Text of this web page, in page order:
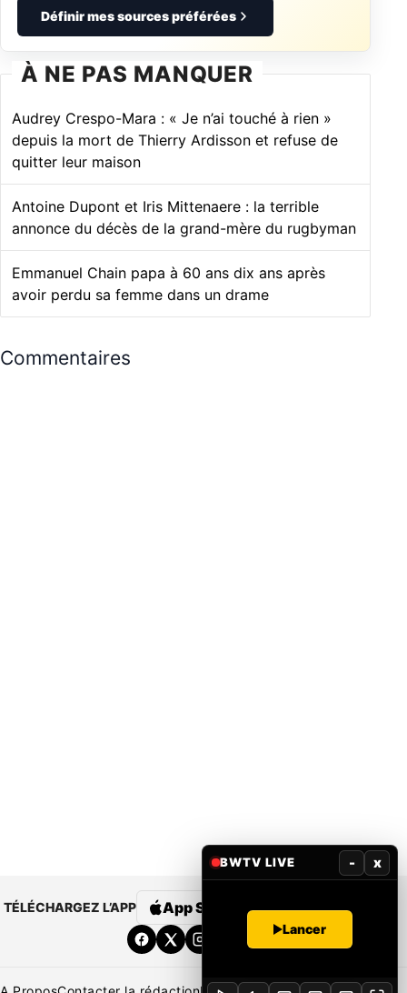
Définir mes sources préférées
À NE PAS MANQUER
Audrey Crespo-Mara : « Je n’ai touché à rien »
depuis la mort de Thierry Ardisson et refuse de
quitter leur maison
Antoine Dupont et Iris Mittenaere : la terrible
annonce du décès de la grand-mère du rugbyman
Emmanuel Chain papa à 60 ans dix ans après
avoir perdu sa femme dans un drame
Commentaires
TÉLÉCHARGEZ L’APP App Store Google Play
BWTV LIVE - x
Lancer